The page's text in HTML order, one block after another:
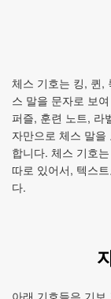
체스 기호는 킹, 퀸,
스 말을 문자로 보
퍼즐, 훈련 노트, 라
자만으로 체스 말
합니다. 체스 기호
따로 있어서, 텍스
다.
아래 기호들은 기